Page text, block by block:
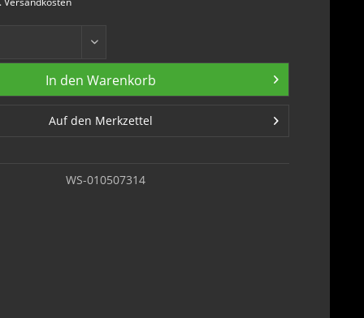
In den Warenkorb
Auf den Merkzettel
WS-010507314